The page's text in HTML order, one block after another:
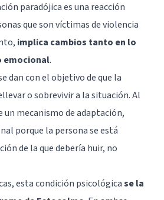
paradójica es una reacción
que son víctimas de violencia
implica cambios tanto en lo
emocional.
dan con el objetivo de que la
o sobrevivir a la situación. Al
mecanismo de adaptación,
porque la persona se está
de la que debería huir, no
esta condición psicológicase la